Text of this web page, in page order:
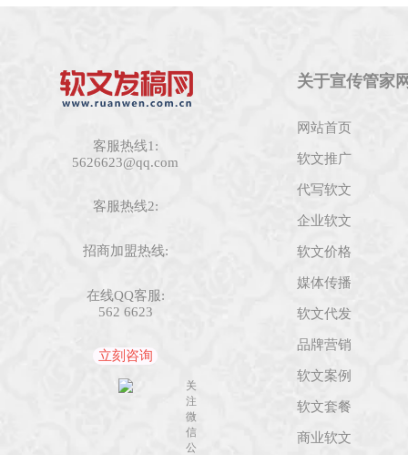
客服热线1:
5626623@qq.com
客服热线2:
招商加盟热线:
在线QQ客服:
562 6623
立刻咨询
关
注
微
信
公
关于宣传管家
网站首页
软文推广
代写软文
企业软文
软文价格
媒体传播
软文代发
品牌营销
软文案例
软文套餐
商业软文